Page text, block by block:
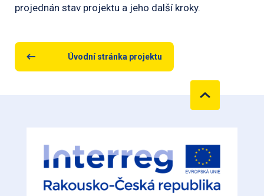
projednán stav projektu a jeho další kroky.
Úvodní stránka projektu